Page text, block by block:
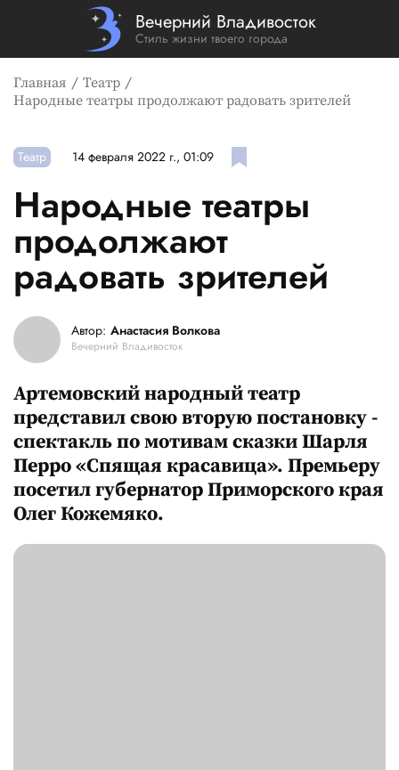
Вечерний Владивосток
Стиль жизни твоего города
Главная
Театр
Народные театры продолжают радовать зрителей
Театр 14 февраля 2022 г., 01:09
Народные театры
продолжают
радовать зрителей
Автор: Анастасия Волкова
Вечерний Владивосток
Артемовский народный театр
представил свою вторую постановку -
спектакль по мотивам сказки Шарля
Перро «Спящая красавица». Премьеру
посетил губернатор Приморского края
Олег Кожемяко.